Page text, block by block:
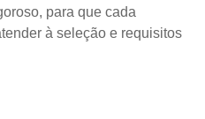
para que cada
à seleção e requisitos